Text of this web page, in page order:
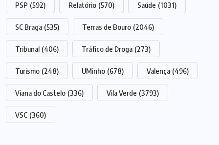
PSP (592) Relatório (570) Saúde (1031)
SC Braga (535) Terras de Bouro (2046)
Tribunal (406) Tráfico de Droga (273)
Turismo (248) UMinho (678) Valença (496)
Viana do Castelo (336) Vila Verde (3793)
VSC (360)